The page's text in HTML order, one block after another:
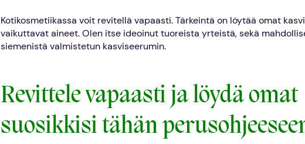
Kotikosmetiikassa voit revitellä vapaasti. Tärkeintä on löytää omat
vaikuttavat aineet. Olen itse ideoinut tuoreista yrteistä, sekä
siemenistä valmistetun kasviseerumin.
Revittele vapaasti ja löydä omat
suosikkisi tähän